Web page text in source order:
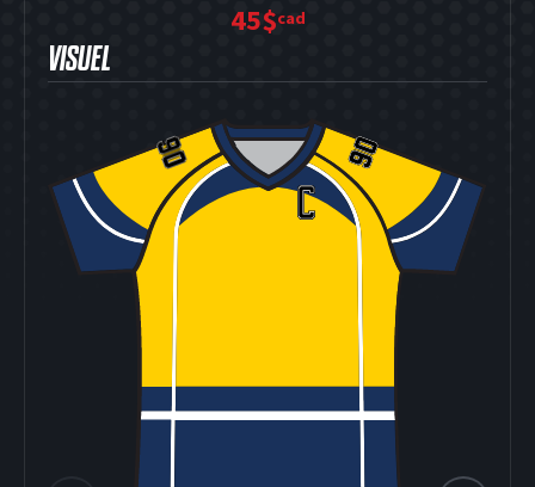
45$cad
VISUEL